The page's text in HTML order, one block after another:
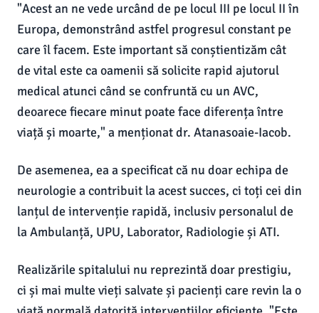
"Acest an ne vede urcând de pe locul III pe locul II în
Europa, demonstrând astfel progresul constant pe
care îl facem. Este important să conștientizăm cât
de vital este ca oamenii să solicite rapid ajutorul
medical atunci când se confruntă cu un AVC,
deoarece fiecare minut poate face diferența între
viață și moarte," a menționat dr. Atanasoaie-Iacob.
De asemenea, ea a specificat că nu doar echipa de
neurologie a contribuit la acest succes, ci toți cei din
lanțul de intervenție rapidă, inclusiv personalul de
la Ambulanță, UPU, Laborator, Radiologie și ATI.
Realizările spitalului nu reprezintă doar prestigiu,
ci și mai multe vieți salvate și pacienți care revin la o